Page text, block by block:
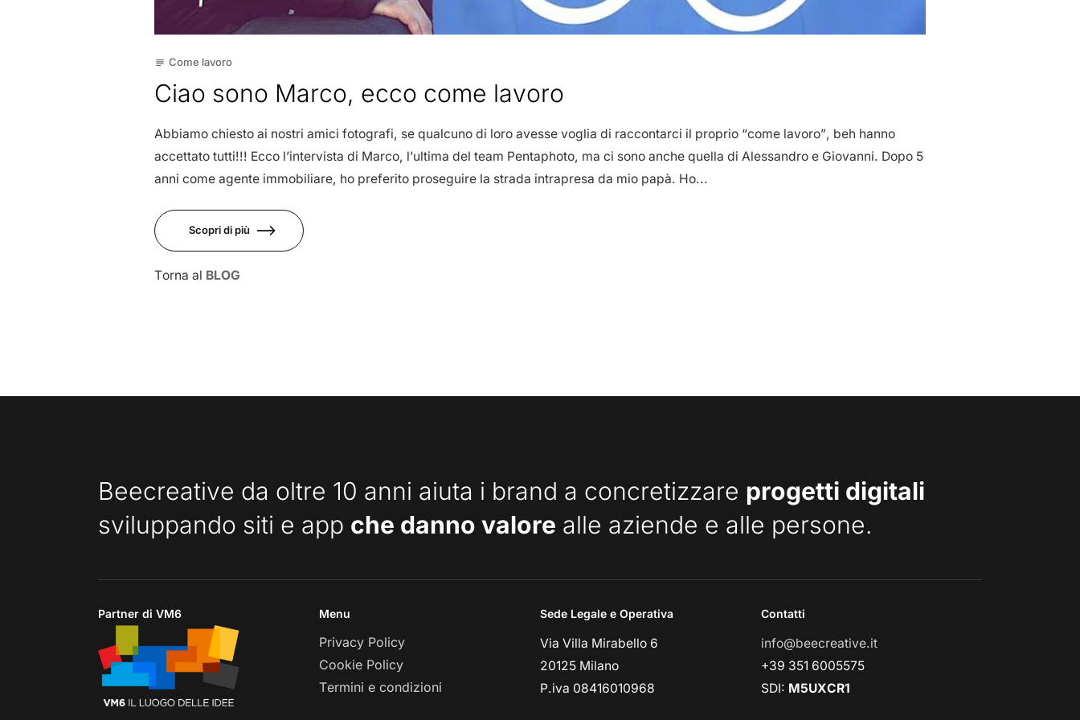
subject Come lavoro
Ciao sono Marco, ecco come lavoro
Abbiamo chiesto ai nostri amici fotografi, se qualcuno di loro avesse voglia di raccontarci il proprio “come lavoro”, beh hanno
accettato tutti!!! Ecco l’intervista di Marco, l’ultima del team Pentaphoto, ma ci sono anche quella di Alessandro e Giovanni. Dopo 5
anni come agente immobiliare, ho preferito proseguire la strada intrapresa da mio papà. Ho...
Scopri di più
Torna al BLOG
Beecreative da oltre 10 anni aiuta i brand a concretizzare progetti digitali
sviluppando siti e app che danno valore alle aziende e alle persone.
Partner di VM6 Menu
Privacy Policy
Cookie Policy
Termini e condizioni
Sede Legale e Operativa
Via Villa Mirabello 6
20125 Milano
P.iva 08416010968
Contatti
info@beecreative.it
+39 351 6005575
SDI: M5UXCR1